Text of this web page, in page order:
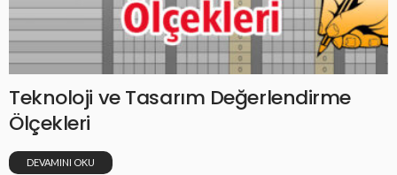
Teknoloji ve Tasarım Değerlendirme
Ölçekleri
DEVAMINI OKU